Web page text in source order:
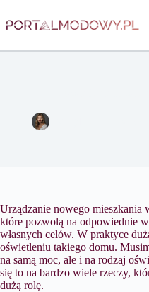
do
treści
Urządzanie nowego mieszkania
które pozwolą na odpowiednie
własnych celów. W praktyce
oświetleniu takiego domu.
na samą moc, ale i na rodzaj
się to na bardzo wiele rzeczy,
dużą rolę.